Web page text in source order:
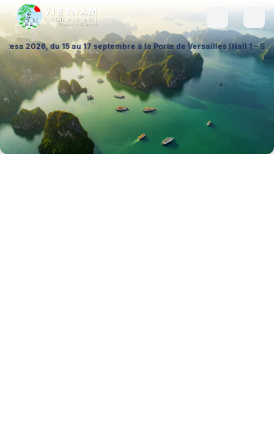
17 septembre à la Porte de Versailles (Hall 1 – Stand A026),